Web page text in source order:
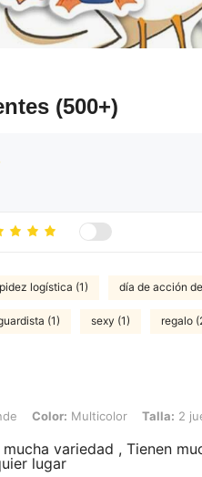
(500+)
logística (1) día de acción
(1) sexy (1) regalo
Multicolor, Talla: 2 juegos
Color: Multicolor Talla: 2
variedad , Tienen
lugar